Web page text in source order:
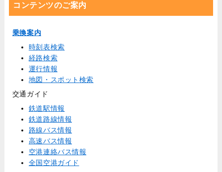
コンテンツのご案内
乗換案内
時刻表検索
経路検索
運行情報
地図・スポット検索
交通ガイド
鉄道駅情報
鉄道路線情報
路線バス情報
高速バス情報
空港連絡バス情報
全国空港ガイド